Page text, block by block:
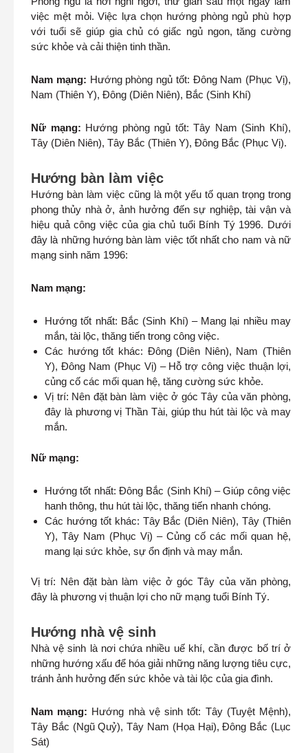
việc mệt mỏi. Việc lựa chọn hướng phòng ngủ phù hợp
với tuổi sẽ giúp gia chủ có giấc ngủ ngon, tăng cường
sức khỏe và cải thiện tinh thần.
Nam mạng: Hướng phòng ngủ tốt: Đông Nam (Phục Vị),
Nam (Thiên Y), Đông (Diên Niên), Bắc (Sinh Khí)
Nữ mạng: Hướng phòng ngủ tốt: Tây Nam (Sinh Khí),
Tây (Diên Niên), Tây Bắc (Thiên Y), Đông Bắc (Phục Vị).
Hướng bàn làm việc
Hướng bàn làm việc cũng là một yếu tố quan trọng trong
phong thủy nhà ở, ảnh hưởng đến sự nghiệp, tài vận và
hiệu quả công việc của gia chủ tuổi Bính Tý 1996. Dưới
đây là những hướng bàn làm việc tốt nhất cho nam và nữ
mạng sinh năm 1996:
Nam mạng:
Hướng tốt nhất: Bắc (Sinh Khí) – Mang lại nhiều may
mắn, tài lộc, thăng tiến trong công việc.
Các hướng tốt khác: Đông (Diên Niên), Nam (Thiên
Y), Đông Nam (Phục Vị) – Hỗ trợ công việc thuận lợi,
củng cố các mối quan hệ, tăng cường sức khỏe.
Vị trí: Nên đặt bàn làm việc ở góc Tây của văn phòng,
đây là phương vị Thần Tài, giúp thu hút tài lộc và may
mắn.
Nữ mạng:
Hướng tốt nhất: Đông Bắc (Sinh Khí) – Giúp công việc
hanh thông, thu hút tài lộc, thăng tiến nhanh chóng.
Các hướng tốt khác: Tây Bắc (Diên Niên), Tây (Thiên
Y), Tây Nam (Phục Vị) – Củng cố các mối quan hệ,
mang lại sức khỏe, sự ổn định và may mắn.
Vị trí: Nên đặt bàn làm việc ở góc Tây của văn phòng,
đây là phương vị thuận lợi cho nữ mạng tuổi Bính Tý.
Hướng nhà vệ sinh
Nhà vệ sinh là nơi chứa nhiều uế khí, cần được bố trí ở
những hướng xấu để hóa giải những năng lượng tiêu cực,
tránh ảnh hưởng đến sức khỏe và tài lộc của gia đình.
Nam mạng: Hướng nhà vệ sinh tốt: Tây (Tuyệt Mệnh),
Tây Bắc (Ngũ Quỷ), Tây Nam (Họa Hại), Đông Bắc (Lục
Sát)